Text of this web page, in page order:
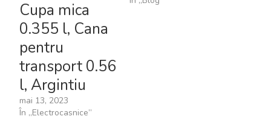
Cupa mica
0.355 l, Cana
pentru
transport 0.56
l, Argintiu
mai 13, 2023
În „Electrocasnice”